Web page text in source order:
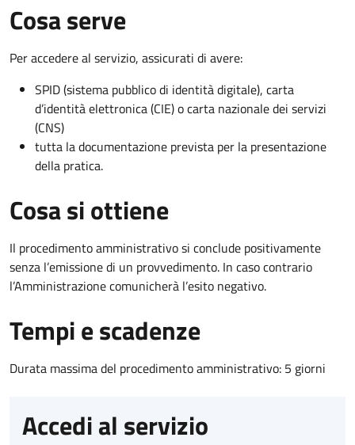
Cosa serve
Per accedere al servizio, assicurati di avere:
SPID (sistema pubblico di identità digitale), carta
d’identità elettronica (CIE) o carta nazionale dei servizi
(CNS)
tutta la documentazione prevista per la presentazione
della pratica.
Cosa si ottiene
Il procedimento amministrativo si conclude positivamente
senza l’emissione di un provvedimento. In caso contrario
l’Amministrazione comunicherà l’esito negativo.
Tempi e scadenze
Durata massima del procedimento amministrativo: 5 giorni
Accedi al servizio